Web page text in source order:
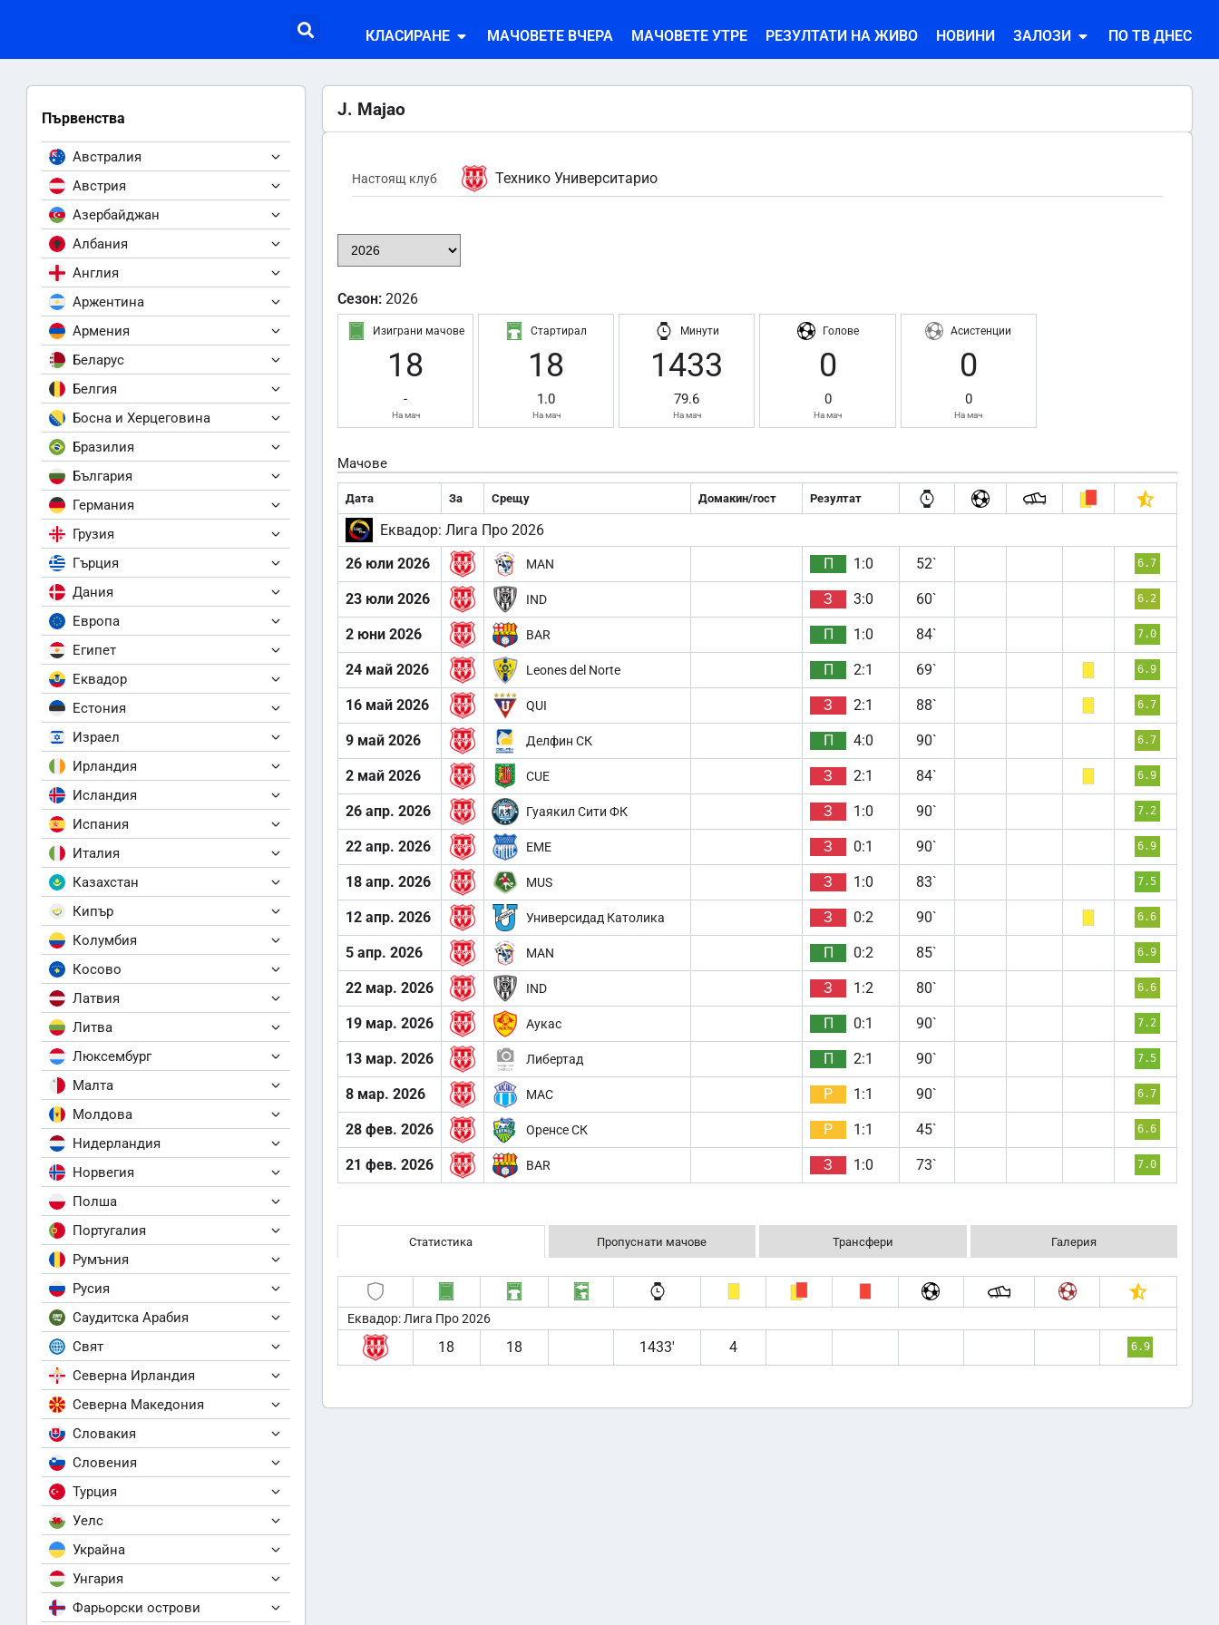
КЛАСИРАНЕ МАЧОВЕТЕ ВЧЕРА МАЧОВЕТЕ УТРЕ РЕЗУЛТАТИ НА ЖИВО НОВИНИ ЗАЛОЗИ ПО ТВ ДНЕС
Първенства
Австралия
Австрия
Азербайджан
Албания
Англия
Аржентина
Армения
Беларус
Белгия
Босна и Херцеговина
Бразилия
България
Германия
Грузия
Гърция
Дания
Европа
Египет
Еквадор
Естония
Израел
Ирландия
Исландия
Испания
Италия
Казахстан
Кипър
Колумбия
Косово
Латвия
Литва
Люксембург
Малта
Молдова
Нидерландия
Норвегия
Полша
Португалия
Румъния
Русия
Саудитска Арабия
Свят
Северна Ирландия
Северна Македония
Словакия
Словения
Турция
Уелс
Украйна
Унгария
Фарьорски острови
J. Majao
Настоящ клуб Технико Университарио
Сезон: 2026
Изиграни мачове
18
-
На мач
Стартирал
18
1.0
На мач
Минути
1433
79.6
На мач
Голове
0
0
На мач
Асистенции
0
0
На мач
Мачове
Дата За Срещу Домакин/гост Резултат
Еквадор: Лига Про 2026
26 юли 2026
MAN П 1:0 52` 6.7
23 юли 2026 IND З 3:0 60` 6.2
2 юни 2026 BAR П 1:0 84` 7.0
24 май 2026 Leones del Norte П 2:1 69` 6.9
16 май 2026 QUI З 2:1 88` 6.7
9 май 2026 Делфин СК П 4:0 90` 6.7
2 май 2026 CUE З 2:1 84` 6.9
26 апр. 2026 Гуаякил Сити ФК З 1:0 90` 7.2
22 апр. 2026 EME З 0:1 90` 6.9
18 апр. 2026 MUS З 1:0 83` 7.5
12 апр. 2026 Универсидад Католика З 0:2 90` 6.6
5 апр. 2026 MAN П 0:2 85` 6.9
22 мар. 2026 IND З 1:2 80` 6.6
19 мар. 2026 Аукас П 0:1 90` 7.2
13 мар. 2026 Либертад П 2:1 90` 7.5
8 мар. 2026 MAC Р 1:1 90` 6.7
28 фев. 2026 Оренсе СК Р 1:1 45` 6.6
21 фев. 2026 BAR З 1:0 73` 7.0
Статистика Пропуснати мачове Трансфери Галерия
Еквадор: Лига Про 2026
18 18 1433′ 4 6.9